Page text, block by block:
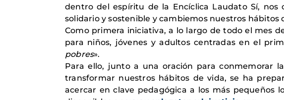
dentro del espíritu de la Encíclica Laudato Sí,
solidario y sostenible y cambiemos nuestros hábitos
Como primera iniciativa, a lo largo de todo el mes
para niños, jóvenes y adultos centradas en el
pobres».
Para ello, junto a una oración para conmemorar
transformar nuestros hábitos de vida, se ha
acercar en clave pedagógica a los más pequeños